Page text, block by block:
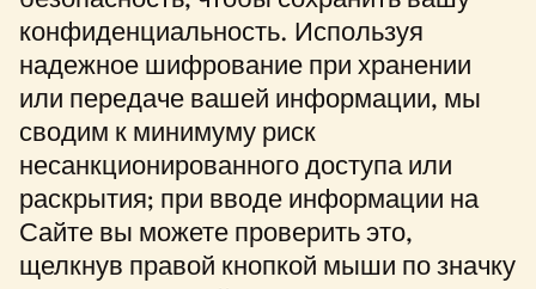
конфиденциальность. Используя
надежное шифрование при хранении
или передаче вашей информации, мы
сводим к минимуму риск
несанкционированного доступа или
раскрытия; при вводе информации на
Сайте вы можете проверить это,
щелкнув правой кнопкой мыши по значку